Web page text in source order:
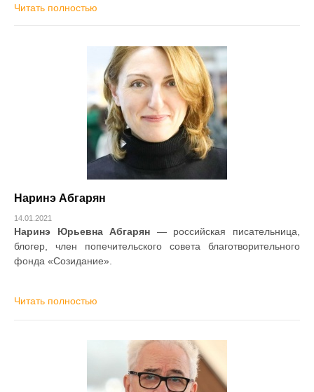
Читать полностью
Наринэ Абгарян
14.01.2021
Наринэ Юрьевна Абгарян — российская писательница,
блогер, член попечительского совета благотворительного
фонда «Созидание».
Читать полностью